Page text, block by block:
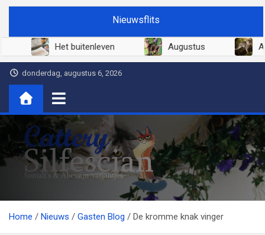
Ga
de
Nieuwsflits
Juni 2026 Het buitenleven Augustus
donderdag, augustus 6, 2026
Cattery Silfescian
Somali's en soms Abessijn-variantjes
Home
Nieuws Gasten Blog De kromme knak vinger